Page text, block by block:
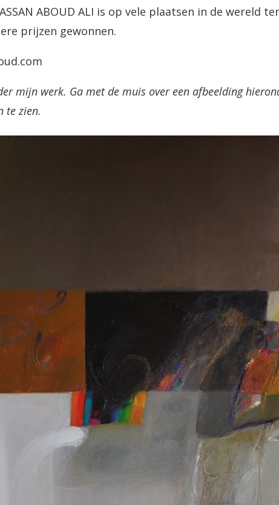
ABOUD ALI is op vele plaatsen in de wereld
prijzen gewonnen.
mijn werk. Ga met de muis over een afbeelding
te zien.